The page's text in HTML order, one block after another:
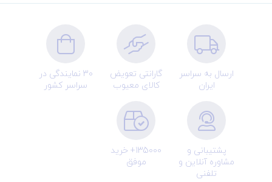
ارسال به سراسر
ایران
گارانتی تعویض
کالای معیوب
30 نمایندگی در
سراسر کشور
پشتیبانی و
مشاوره آنلاین و
تلفنی
135000+ خرید
موفق